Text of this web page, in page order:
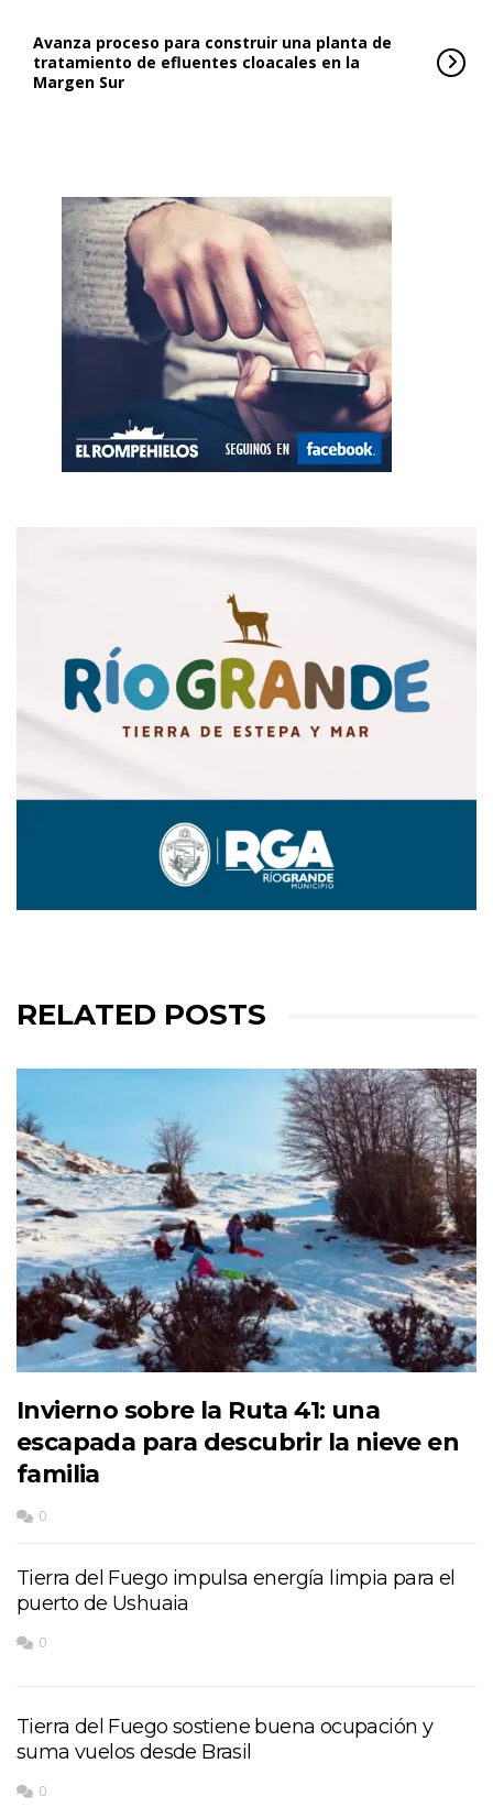
Avanza proceso para construir una planta de
tratamiento de efluentes cloacales en la
Margen Sur
RELATED POSTS
Invierno sobre la Ruta 41: una
escapada para descubrir la nieve en
familia
0
Tierra del Fuego impulsa energía limpia para el
puerto de Ushuaia
0
Tierra del Fuego sostiene buena ocupación y
suma vuelos desde Brasil
0